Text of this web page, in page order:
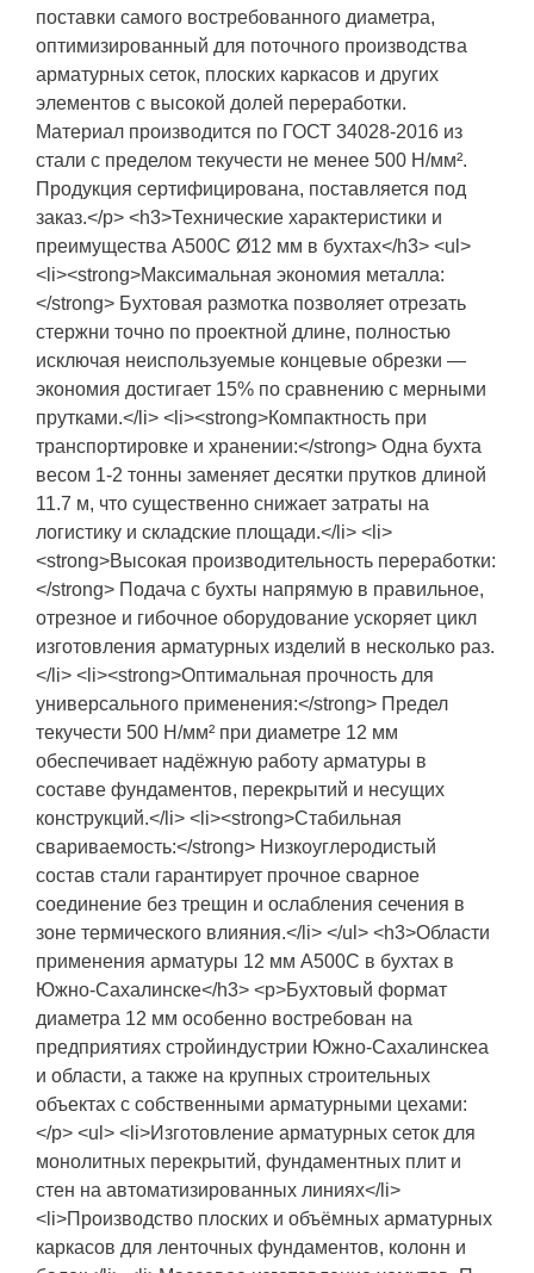
поставки самого востребованного диаметра,
оптимизированный для поточного производства
арматурных сеток, плоских каркасов и других
элементов с высокой долей переработки.
Материал производится по ГОСТ 34028-2016 из
стали с пределом текучести не менее 500 Н/мм².
Продукция сертифицирована, поставляется под
заказ.</p> <h3>Технические характеристики и
преимущества А500С Ø12 мм в бухтах</h3> <ul>
<li><strong>Максимальная экономия металла:
</strong> Бухтовая размотка позволяет отрезать
стержни точно по проектной длине, полностью
исключая неиспользуемые концевые обрезки —
экономия достигает 15% по сравнению с мерными
прутками.</li> <li><strong>Компактность при
транспортировке и хранении:</strong> Одна бухта
весом 1-2 тонны заменяет десятки прутков длиной
11.7 м, что существенно снижает затраты на
логистику и складские площади.</li> <li>
<strong>Высокая производительность переработки:
</strong> Подача с бухты напрямую в правильное,
отрезное и гибочное оборудование ускоряет цикл
изготовления арматурных изделий в несколько раз.
</li> <li><strong>Оптимальная прочность для
универсального применения:</strong> Предел
текучести 500 Н/мм² при диаметре 12 мм
обеспечивает надёжную работу арматуры в
составе фундаментов, перекрытий и несущих
конструкций.</li> <li><strong>Стабильная
свариваемость:</strong> Низкоуглеродистый
состав стали гарантирует прочное сварное
соединение без трещин и ослабления сечения в
зоне термического влияния.</li> </ul> <h3>Области
применения арматуры 12 мм А500С в бухтах в
Южно-Сахалинске</h3> <p>Бухтовый формат
диаметра 12 мм особенно востребован на
предприятиях стройиндустрии Южно-Сахалинскеа
и области, а также на крупных строительных
объектах с собственными арматурными цехами:
</p> <ul> <li>Изготовление арматурных сеток для
монолитных перекрытий, фундаментных плит и
стен на автоматизированных линиях</li>
<li>Производство плоских и объёмных арматурных
каркасов для ленточных фундаментов, колонн и